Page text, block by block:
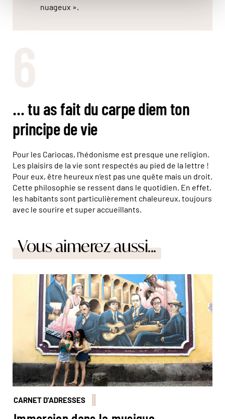
nuageux ».
… tu as fait du carpe diem ton
principe de vie
Pour les Cariocas, l’hédonisme est presque une religion.
Les plaisirs de la vie sont respectés au pied de la lettre !
Pour eux, être heureux n’est pas une quête mais un droit.
Cette philosophie se ressent dans le quotidien. En effet,
les habitants sont particulièrement chaleureux, toujours
avec le sourire et super accueillants.
Vous aimerez aussi...
© Marta Nascimento/Réa
CARNET D'ADRESSES